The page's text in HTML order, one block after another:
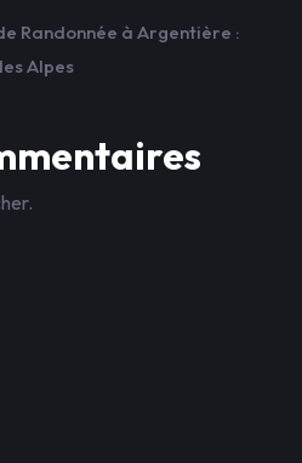
Randonnée à Argentière :
Alpes